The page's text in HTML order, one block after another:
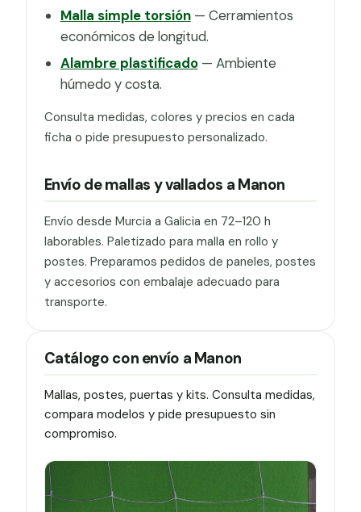
Malla simple torsión— Cerramientos
económicos de longitud.
Alambre plastificado— Ambiente
húmedo y costa.
Consulta medidas, colores y precios en cada
ficha o pide presupuesto personalizado.
Envío de mallas y vallados a Manon
Envío desde Murcia a Galicia en 72–120 h
laborables. Paletizado para malla en rollo y
postes. Preparamos pedidos de paneles, postes
y accesorios con embalaje adecuado para
transporte.
Catálogo con envío a Manon
Mallas, postes, puertas y kits. Consulta medidas,
compara modelos y pide presupuesto sin
compromiso.